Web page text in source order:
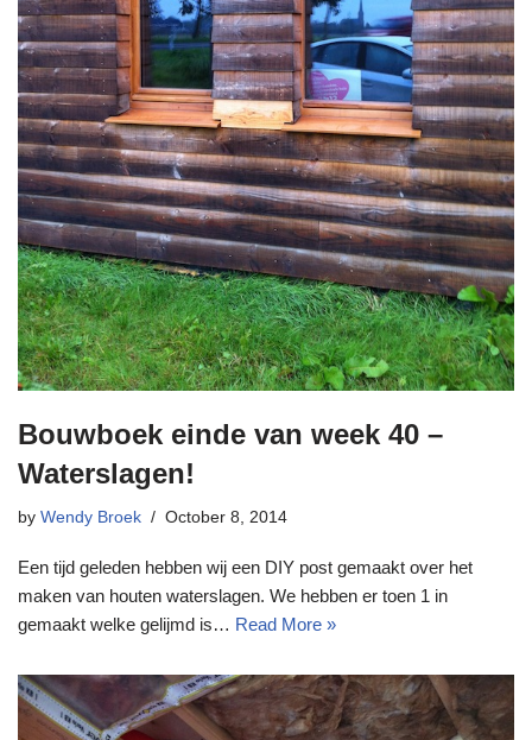
Bouwboek einde van week 40 –
Waterslagen!
by Wendy Broek October 8, 2014
Een tijd geleden hebben wij een DIY post gemaakt over het
maken van houten waterslagen. We hebben er toen 1 in
gemaakt welke gelijmd is… Read More »